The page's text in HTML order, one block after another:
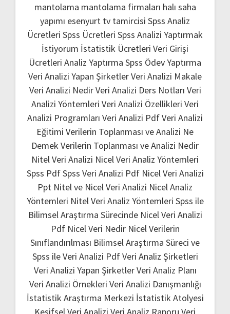
mantolama mantolama firmaları halı saha
yapımı esenyurt tv tamircisi Spss Analiz
Ücretleri Spss Ücretleri Spss Analizi Yaptırmak
İstiyorum İstatistik Ücretleri Veri Girişi
Ücretleri Analiz Yaptırma Spss Ödev Yaptırma
Veri Analizi Yapan ŞirketlerVeri Analizi Makale
Veri Analizi NedirVeri Analizi Ders Notları Veri
Analizi Yöntemleri Veri Analizi Özellikleri Veri
Analizi Programları Veri Analizi PdfVeri Analizi
Eğitimi Verilerin Toplanması ve Analizi Ne
Demek Verilerin Toplanması ve Analizi Nedir
Nitel Veri Analizi Nicel Veri Analiz Yöntemleri
Spss PdfSpss Veri Analizi Pdf Nicel Veri Analizi
Ppt Nitel ve Nicel Veri Analizi Nicel Analiz
Yöntemleri Nitel Veri Analiz Yöntemleri Spss ile
Bilimsel Araştırma Sürecinde Nicel Veri Analizi
Pdf Nicel Veri Nedir Nicel Verilerin
Sınıflandırılması Bilimsel Araştırma Süreci ve
Spss ile Veri Analizi PdfVeri Analiz Şirketleri
Veri Analizi Yapan ŞirketlerVeri Analiz Planı
Veri Analizi Örnekleri Veri Analizi Danışmanlığı
İstatistik Araştırma Merkezi İstatistik Atolyesi